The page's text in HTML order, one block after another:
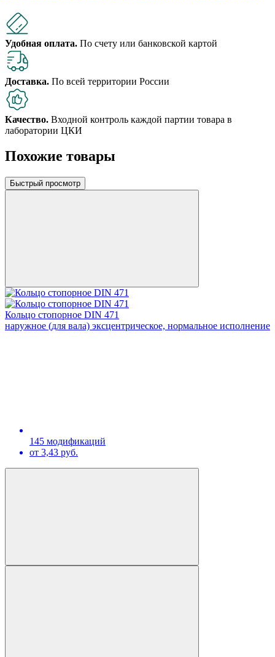
Удобная оплата. По счету или банковской картой
Доставка. По всей территории России
Качество. Входной контроль каждой партии товара в
лаборатории ЦКИ
Похожие товары
Быстрый просмотр
Кольцо стопорное DIN 471
наружное (для вала) эксцентрическое, нормальное исполнение
145 модификаций
от 3,43 руб.